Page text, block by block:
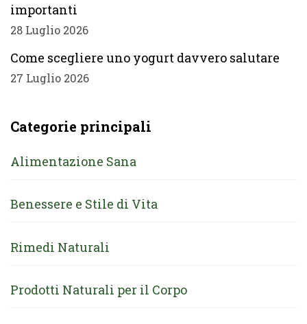
importanti
28 Luglio 2026
Come scegliere uno yogurt davvero salutare
27 Luglio 2026
Categorie principali
Alimentazione Sana
Benessere e Stile di Vita
Rimedi Naturali
Prodotti Naturali per il Corpo